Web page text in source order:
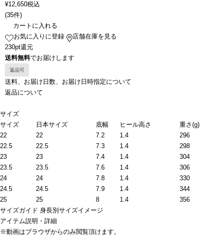
¥12,650税込
(35件)
カートに入れる
お気に入りに登録
店舗在庫を見る
230pt還元
送料無料でお届けします
返品可
送料、お届け日数、お届け日時指定について
返品について
サイズ
サイズ
日本サイズ 底幅 ヒール高さ
重さ(g)
22
22 7.2 1.4
296
22.5
22.5 7.3 1.4
298
23
23 7.4 1.4
304
23.5
23.5 7.6 1.4
306
24
24 7.8 1.4
330
24.5
24.5 7.9 1.4
344
25
25 8 1.4
356
サイズガイド 身長別サイズイメージ
アイテム説明・詳細
※動画はブラウザからのみ閲覧頂けます。